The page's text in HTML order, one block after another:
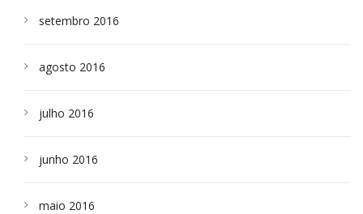
setembro 2016
agosto 2016
julho 2016
junho 2016
maio 2016